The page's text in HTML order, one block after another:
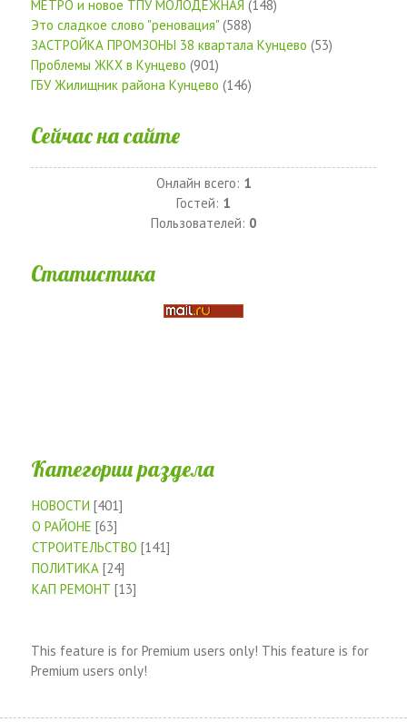
МЕТРО и новое ТПУ МОЛОДЕЖНАЯ (148)
Это сладкое слово "реновация" (588)
ЗАСТРОЙКА ПРОМЗОНЫ 38 квартала Кунцево (53)
Проблемы ЖКХ в Кунцево (901)
ГБУ Жилищник района Кунцево (146)
Сейчас на сайте
Онлайн всего: 1
Гостей: 1
Пользователей: 0
Статистика
Категории раздела
НОВОСТИ [401]
О РАЙОНЕ [63]
СТРОИТЕЛЬСТВО [141]
ПОЛИТИКА [24]
КАП РЕМОНТ [13]
This feature is for Premium users only! This feature is for
Premium users only!